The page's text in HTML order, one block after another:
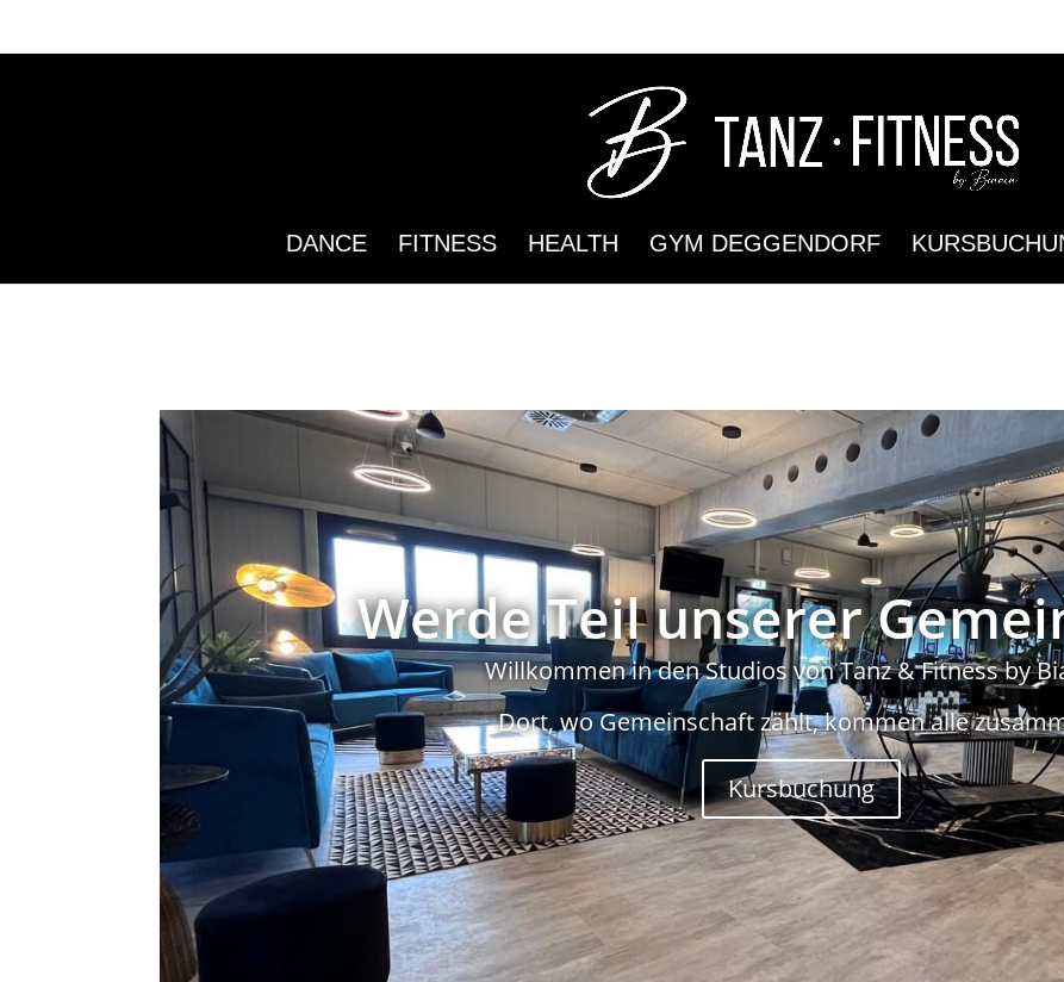
DANCE FITNESS HEALTH GYM DEGGENDORF
Werde Teil unserer
Willkommen in den Studios von Tanz & Fitness by
Dort, wo Gemeinschaft zählt, kommen alle
Kursbuchung